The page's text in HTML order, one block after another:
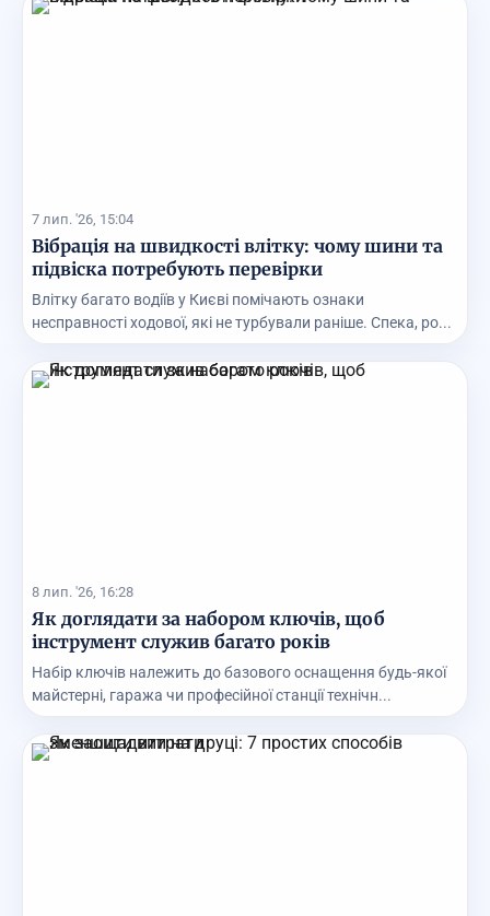
7 лип. '26, 15:04
Вібрація на швидкості влітку: чому шини та
підвіска потребують перевірки
Влітку багато водіїв у Києві помічають ознаки
несправності ходової, які не турбували раніше. Спека, ро...
8 лип. '26, 16:28
Як доглядати за набором ключів, щоб
інструмент служив багато років
Набір ключів належить до базового оснащення будь-якої
майстерні, гаража чи професійної станції технічн...